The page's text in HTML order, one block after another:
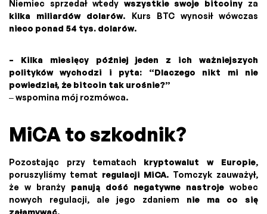
Niemiec sprzedał wtedy wszystkie swoje bitcoiny za
kilka miliardów dolarów. Kurs BTC wynosił wówczas
nieco ponad 54 tys. dolarów.
– Kilka miesięcy później jeden z ich ważniejszych
polityków wychodzi i pyta: “Dlaczego nikt mi nie
powiedział, że bitcoin tak urośnie?”
– wspomina mój rozmówca.
MiCA to szkodnik?
Pozostając przy tematach kryptowalut w Europie,
poruszyliśmy temat regulacji MiCA. Tomczyk zauważył,
że w branży panują dość negatywne nastroje wobec
nowych regulacji, ale jego zdaniem nie ma co się